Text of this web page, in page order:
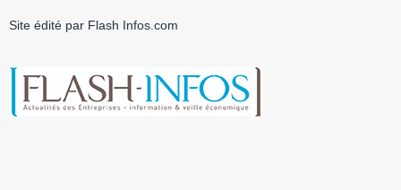
Site édité par Flash Infos.com